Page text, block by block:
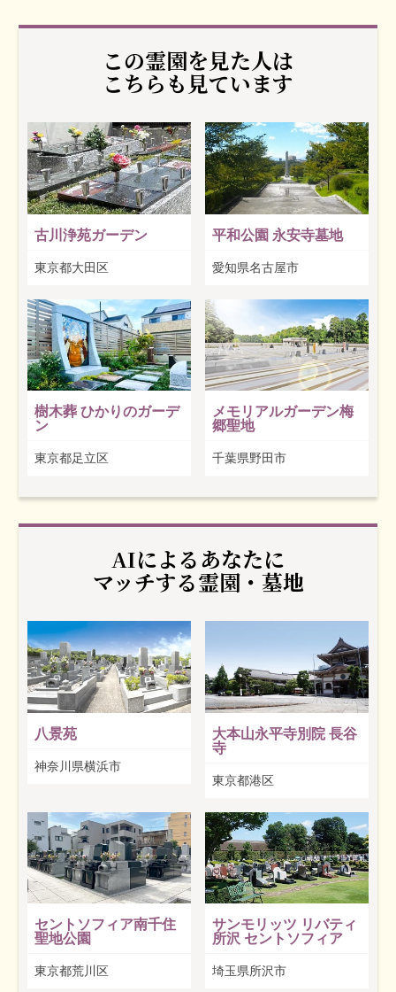
この霊園を見た人は
こちらも見ています
古川浄苑ガーデン
東京都大田区
平和公園 永安寺墓地
愛知県名古屋市
樹木葬 ひかりのガーデ
ン
東京都足立区
メモリアルガーデン梅
郷聖地
千葉県野田市
AIによるあなたに
マッチする霊園・墓地
八景苑
神奈川県横浜市
大本山永平寺別院 長谷
寺
東京都港区
セントソフィア南千住
聖地公園
東京都荒川区
サンモリッツ リバティ
所沢 セントソフィア
埼玉県所沢市